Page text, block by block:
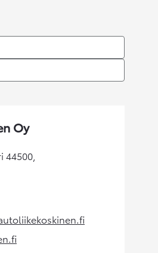
Oy
44500,
välilehdessä)
uudessa välilehdessä)
välilehdessä)